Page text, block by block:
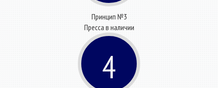
Принцип №3
Пресса в наличии
4